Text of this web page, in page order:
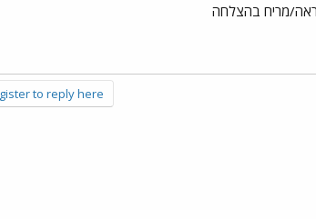
to reply here.